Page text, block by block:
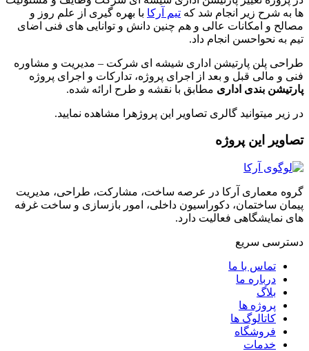
ها به شرح زیر انجام شد که تیم آرکا با بهره گیری از علم روز و
مصالح و امکانات عالی و هم چنین دانش و توانایی های فنی اضای
تیم به نحواحسن انجام داد.
طراحی پلن پارتیشن اداری شیشه ای شرکت – مدیریت و مشاوره
فنی و مالی قبل و بعد از اجرای پروژه، تدارکات و اجرای پروژه
پارتیشن بندی اداری مطابق با نقشه و طرح ارائه شده.
در زیر میتوانید گالری تصاویر این پروژهرا مشاهده نمایید.
تصاویر این پروژه
گروه معماری آرکا در عرصه ساخت، مشارکت، طراحی، مدیریت
پیمان ساختمان، دکوراسیون داخلی، امور بازسازی و ساخت غرفه
های نمایشگاهی فعالیت دارد.
دسترسی سریع
تماس با ما
درباره ما
بلاگ
پروژه ها
کاتالوگ ها
فروشگاه
خدمات